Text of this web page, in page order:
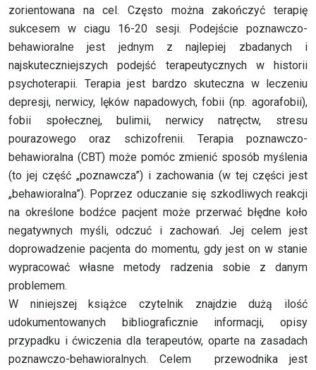
zorientowana na cel. Często można zakończyć terapię
sukcesem w ciagu 16-20 sesji. Podejście poznawczo-
behawioralne jest jednym z najlepiej zbadanych i
najskuteczniejszych podejść terapeutycznych w historii
psychoterapii. Terapia jest bardzo skuteczna w leczeniu
depresji, nerwicy, lęków napadowych, fobii (np. agorafobii),
fobii społecznej, bulimii, nerwicy natręctw, stresu
pourazowego oraz schizofrenii. Terapia poznawczo-
behawioralna (CBT) może pomóc zmienić sposób myślenia
(to jej część „poznawcza”) i zachowania (w tej części jest
„behawioralna”). Poprzez oduczanie się szkodliwych reakcji
na określone bodźce pacjent może przerwać błędne koło
negatywnych myśli, odczuć i zachowań. Jej celem jest
doprowadzenie pacjenta do momentu, gdy jest on w stanie
wypracować własne metody radzenia sobie z danym
problemem.
W niniejszej książce czytelnik znajdzie dużą ilość
udokumentowanych bibliograficznie informacji, opisy
przypadku i ćwiczenia dla terapeutów, oparte na zasadach
poznawczo-behawioralnych. Celem przewodnika jest